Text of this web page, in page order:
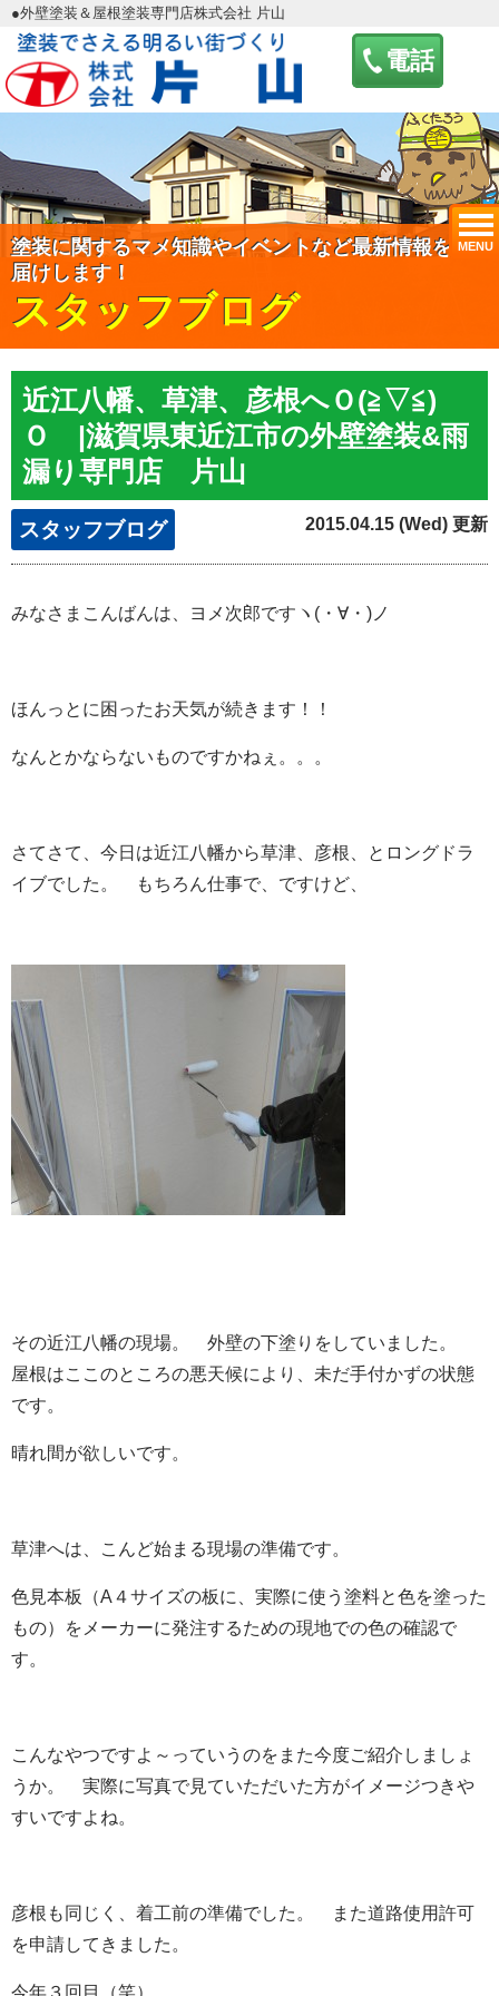
電話
MENU
●外壁塗装＆屋根塗装専門店株式会社 片山
塗装に関するマメ知識やイベントなど最新情報をお
届けします！
スタッフブログ
近江八幡、草津、彦根へＯ(≧▽≦)
Ｏ |滋賀県東近江市の外壁塗装&雨
漏り専門店 片山
スタッフブログ 2015.04.15 (Wed) 更新
みなさまこんばんは、ヨメ次郎ですヽ(・∀・)ノ
ほんっとに困ったお天気が続きます！！
なんとかならないものですかねぇ。。。
さてさて、今日は近江八幡から草津、彦根、とロングドラ
イブでした。 もちろん仕事で、ですけど、
その近江八幡の現場。 外壁の下塗りをしていました。
屋根はここのところの悪天候により、未だ手付かずの状態
です。
晴れ間が欲しいです。
草津へは、こんど始まる現場の準備です。
色見本板（A４サイズの板に、実際に使う塗料と色を塗った
もの）をメーカーに発注するための現地での色の確認で
す。
こんなやつですよ～っていうのをまた今度ご紹介しましょ
うか。 実際に写真で見ていただいた方がイメージつきや
すいですよね。
彦根も同じく、着工前の準備でした。 また道路使用許可
を申請してきました。